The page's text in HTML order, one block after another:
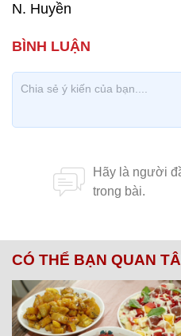
N. Huyền
CÓ THỂ BẠN QUAN